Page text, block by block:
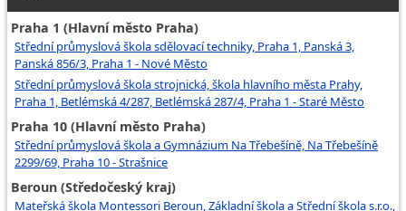
Praha 1 (Hlavní město Praha)
Střední průmyslová škola sdělovací techniky, Praha 1, Panská 3,
Panská 856/3, Praha 1 - Nové Město
Střední průmyslová škola strojnická, škola hlavního města Prahy,
Praha 1, Betlémská 4/287, Betlémská 287/4, Praha 1 - Staré Město
Praha 10 (Hlavní město Praha)
Střední průmyslová škola a Gymnázium Na Třebešíně, Na Třebešíně
2299/69, Praha 10 - Strašnice
Beroun (Středočeský kraj)
Mateřská škola Montessori Beroun, Základní škola a Střední škola s.r.o.,